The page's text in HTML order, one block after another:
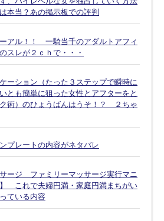
本当？あの掲示板での評判
アル！！ 一騎当千のアダルトアフィ
スレが２ｃｈで・・・
ーション（たった３ステップで瞬時に
とも簡単に狙った女性とアフターをと
術）のひょうばんはうそ！？ ２ちゃ
プレートの内容がネタバレ
ージ ファミリーマッサージ実行マニ
これで夫婦円満・家庭円満まちがい
ている内容